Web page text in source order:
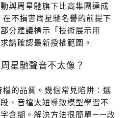
與周星馳旗下比高集團達成
不損害周星馳名譽的前提下
分建議標示「技術展示用
請確認最新授權範圍。
星馳聲音不太像？
的品質。幾個常見陷阱：選
、音檔太短導致模型學習不
含糊。解決方法很簡單——改